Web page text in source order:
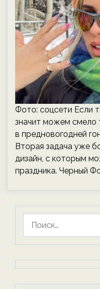
Фото: соцсети Если
значит можем смело
в предновогодней
Вторая задача уже
дизайн, с которым
праздника. Черный